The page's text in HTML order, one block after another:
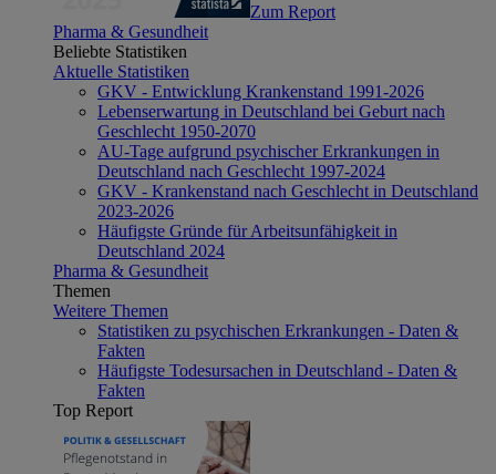
Zum Report
Pharma & Gesundheit
Beliebte Statistiken
Aktuelle Statistiken
GKV - Entwicklung Krankenstand 1991-2026
Lebenserwartung in Deutschland bei Geburt nach
Geschlecht 1950-2070
AU-Tage aufgrund psychischer Erkrankungen in
Deutschland nach Geschlecht 1997-2024
GKV - Krankenstand nach Geschlecht in Deutschland
2023-2026
Häufigste Gründe für Arbeitsunfähigkeit in
Deutschland 2024
Pharma & Gesundheit
Themen
Weitere Themen
Statistiken zu psychischen Erkrankungen - Daten &
Fakten
Häufigste Todesursachen in Deutschland - Daten &
Fakten
Top Report